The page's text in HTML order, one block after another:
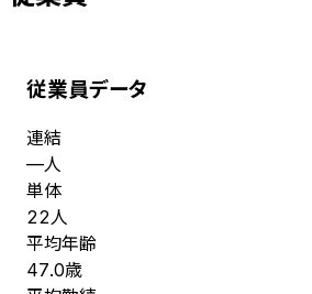
従業員データ
連結
—人
単体
22 人
平均年齢
47.0歳